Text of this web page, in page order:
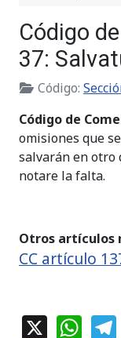
Código
37:
Código:
Código de
omisiones que
salvarán en otro
notare la falta.
Otros artículos
CC artículo